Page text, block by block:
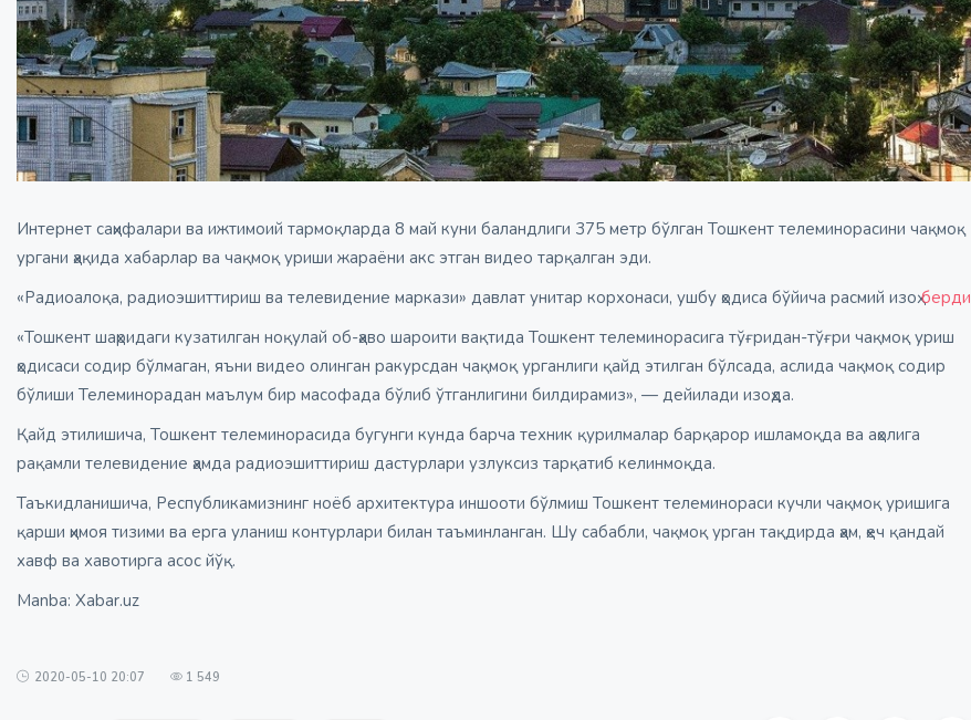
Интернет саҳифалари ва ижтимоий тармоқларда 8 май куни баландлиги 375 метр бўлган Тошкент телеминорасини чақмоқ
ургани ҳақида хабарлар ва чақмоқ уриши жараёни акс этган видео тарқалган эди.
«Радиоалоқа, радиоэшиттириш ва телевидение маркази» давлат унитар корхонаси, ушбу ҳодиса бўйича расмий изоҳберди
«Тошкент шаҳридаги кузатилган ноқулай об-ҳаво шароити вақтида Тошкент телеминорасига тўғридан-тўғри чақмоқ уриш
ҳодисаси содир бўлмаган, яъни видео олинган ракурсдан чақмоқ урганлиги қайд этилган бўлсада, аслида чақмоқ содир
бўлиши Телеминорадан маълум бир масофада бўлиб ўтганлигини билдирамиз», — дейилади изоҳда.
Қайд этилишича, Тошкент телеминорасида бугунги кунда барча техник қурилмалар барқарор ишламоқда ва аҳолига
рақамли телевидение ҳамда радиоэшиттириш дастурлари узлуксиз тарқатиб келинмоқда.
Таъкидланишича, Республикамизнинг ноёб архитектура иншооти бўлмиш Тошкент телеминораси кучли чақмоқ уришига
қарши ҳимоя тизими ва ерга уланиш контурлари билан таъминланган. Шу сабабли, чақмоқ урган тақдирда ҳам, ҳеч қандай
хавф ва хавотирга асос йўқ.
Manba: Xabar.uz
2020-05-10 20:07 1 549